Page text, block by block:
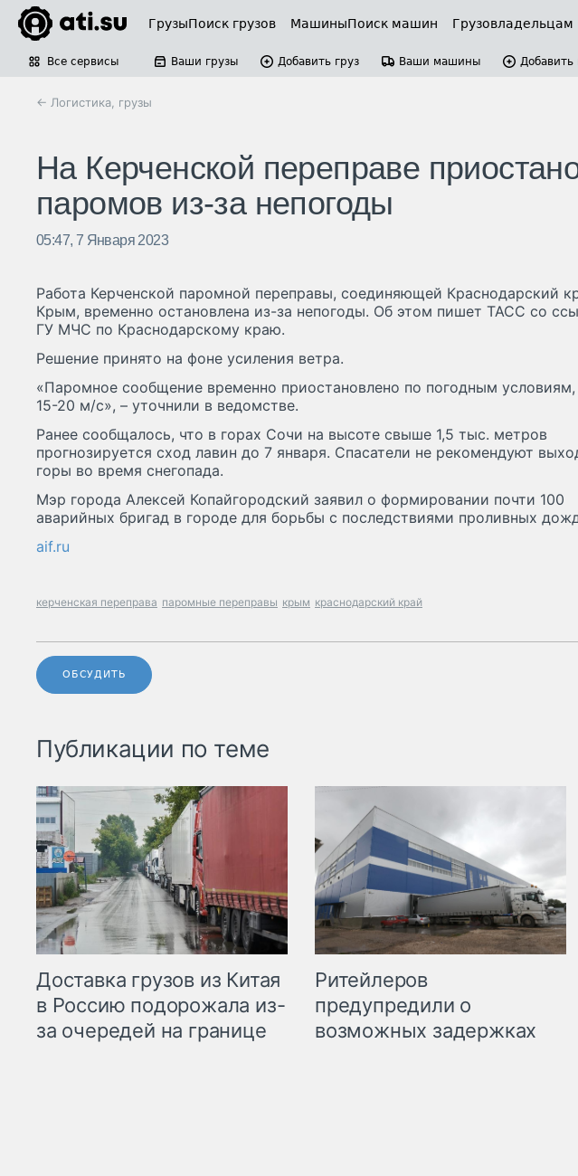
ГрузыПоиск грузов МашиныПоиск машин Грузовладельцам
Все сервисы Ваши грузы Добавить груз Ваши машины
← Логистика, грузы
На Керченской переправе
паромов из-за непогоды
05:47, 7 Января 2023
Работа Керченской паромной переправы, соединяющей Краснодарский
Крым, временно остановлена из-за непогоды. Об этом пишет ТАСС со
ГУ МЧС по Краснодарскому краю.
Решение принято на фоне усиления ветра.
«Паромное сообщение временно приостановлено по погодным условиям,
15-20 м/с», – уточнили в ведомстве.
Ранее сообщалось, что в горах Сочи на высоте свыше 1,5 тыс. метров
прогнозируется сход лавин до 7 января. Спасатели не рекомендуют
горы во время снегопада.
Мэр города Алексей Копайгородский заявил о формировании почти 100
аварийных бригад в городе для борьбы с последствиями проливных
aif.ru
керченская переправа паромные переправы крым краснодарский край
ОБСУДИТЬ
Публикации по теме
Доставка грузов из Китая
в Россию подорожала из-
за очередей на границе
Ритейлеров
предупредили о
возможных задержках